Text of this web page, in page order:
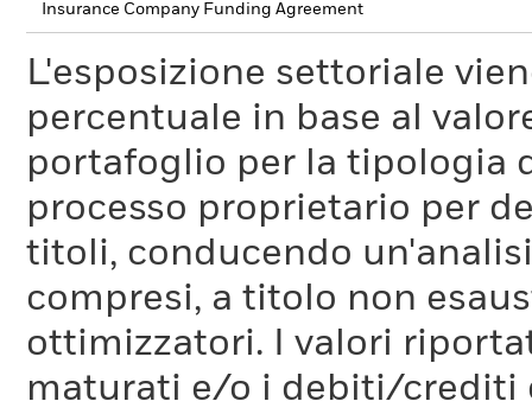
Insurance Company Funding Agreement
L'esposizione settoriale
percentuale in base al
portafoglio per la tipologia
processo proprietario per
titoli, conducendo
compresi, a titolo non
ottimizzatori. I valori
maturati e/o i debiti/crediti